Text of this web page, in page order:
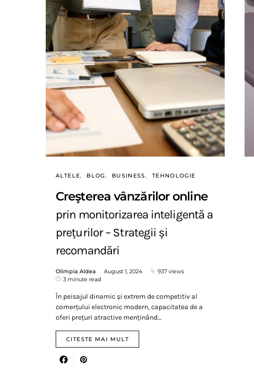
ALTELE BLOG BUSINESS TEHNOLOGIE
Creşterea vânzărilor online
prin monitorizarea inteligentă a
prețurilor – Strategii și
recomandări
Olimpia Aldea August 1, 2024
937 views
3 minute read
În peisajul dinamic și extrem de competitiv al
comerțului electronic modern, capacitatea de a
oferi prețuri atractive menținând…
CITESTE MAI MULT